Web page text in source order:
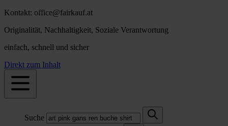
Kontakt: office@fairkauf.at
Originalität, Nachhaltigkeit, Soziale Verantwortung
einfach, schnell und sicher
Direkt zum Inhalt
Suche